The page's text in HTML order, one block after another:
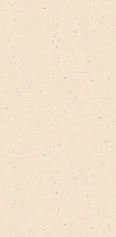
Маленькая страна filter
Мечты сбываются filter
filter
чувства filter
Приятные моменты filter
Счастье по соседству
filter
Цветы для любимых
filter